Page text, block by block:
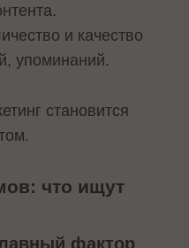
и качество
упоминаний.
становится
что ищут
фактор